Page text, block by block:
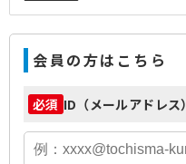
会員の方はこちら
必須 ID（メールアドレス）